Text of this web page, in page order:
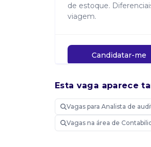
de estoque.
viagem.
Candidatar-me
Esta vaga aparece
Vagas para Analista de
Vagas na área de